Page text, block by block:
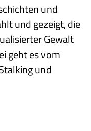
und
und gezeigt, die
Gewalt
geht es vom
und